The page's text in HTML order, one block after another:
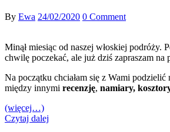
By Ewa 24/02/2020 0 Comment
Minął miesiąc od naszej włoskiej podróży.
chwilę poczekać, ale już dziś zapraszam
Na początku chciałam się z Wami
między innymi recenzję, namiary,
(więcej…)
Czytaj dalej